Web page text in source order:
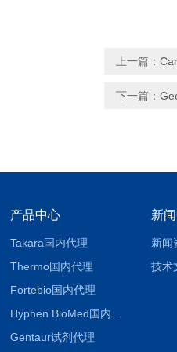
上一篇：
下一篇：
产品中心
Takara国内代理
Thermo国内代理
Fortebio国内代理
Gentaur试剂代理
新
新闻
技术